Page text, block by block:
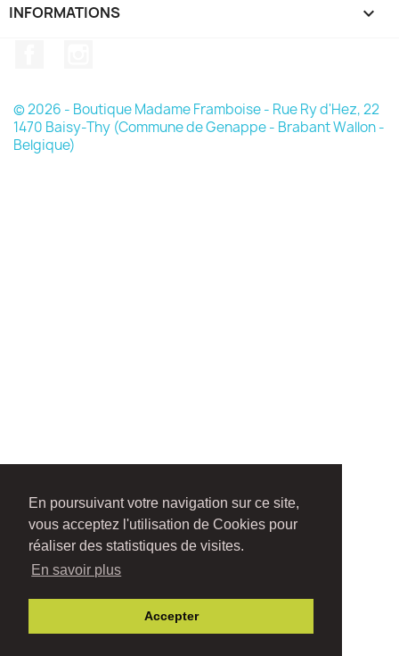
En poursuivant votre navigation sur ce site,
vous acceptez l'utilisation de Cookies pour
réaliser des statistiques de visites.
En savoir plus
Accepter
INFORMATIONS 
© 2026 - Boutique Madame Framboise - Rue Ry d'Hez, 22
1470 Baisy-Thy (Commune de Genappe - Brabant Wallon -
Belgique)